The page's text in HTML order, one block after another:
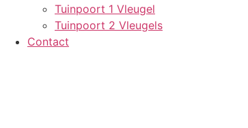
Tuinpoort 1 Vleugel
Tuinpoort 2 Vleugels
Contact